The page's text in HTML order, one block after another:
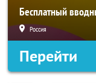
Бесплатный
Россия
Перейти